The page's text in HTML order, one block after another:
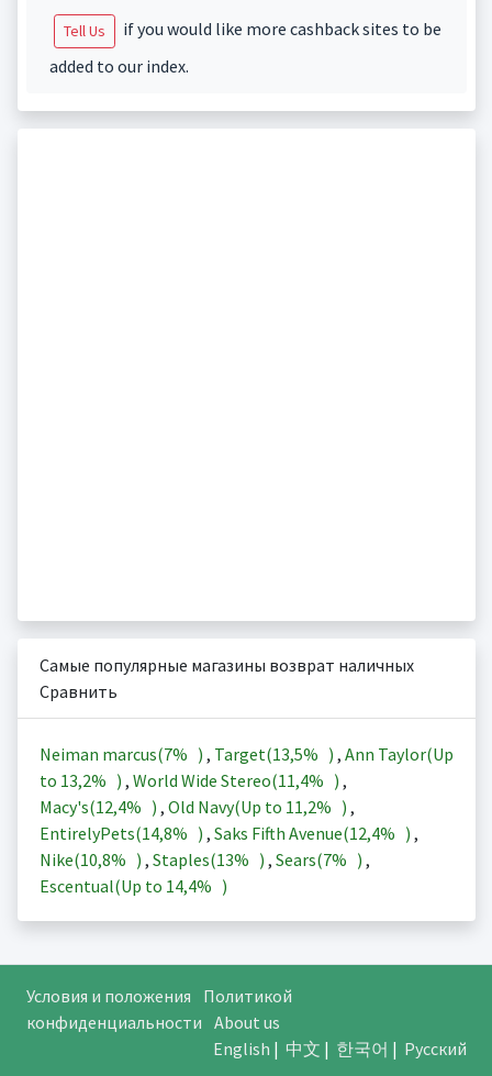
Tell Us
if you would like more cashback sites to be
added to our index.
Самые популярные магазины возврат наличных
Сравнить
Neiman marcus(7% ) , Target(13,5% ) , Ann Taylor(Up
to 13,2% ) , World Wide Stereo(11,4% ) ,
Macy's(12,4% ) , Old Navy(Up to 11,2% ) ,
EntirelyPets(14,8% ) , Saks Fifth Avenue(12,4% ) ,
Nike(10,8% ) , Staples(13% ) , Sears(7% ) ,
Escentual(Up to 14,4% )
Условия и положения
Политикой
конфиденциальности About us
English | 中文 | 한국어 | Русский